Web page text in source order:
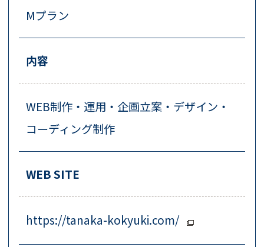
Mプラン
内容
WEB制作・運用・企画立案・デザイン・
コーディング制作
WEB SITE
https://tanaka-kokyuki.com/